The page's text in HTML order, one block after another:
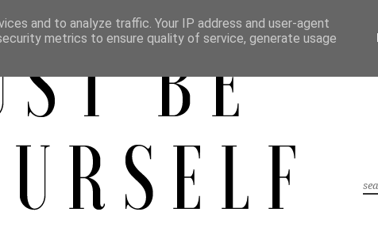
and to analyze traffic. Your IP address and user-agent
metrics to ensure quality of service, generate usage